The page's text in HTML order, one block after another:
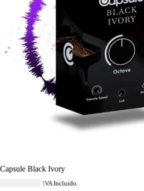
Capsule Black Ivory
IVA Incluido.